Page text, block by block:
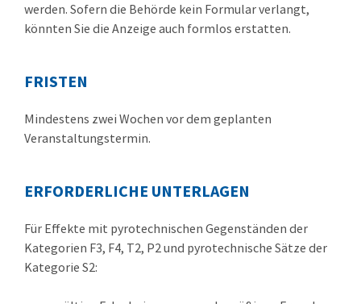
werden. Sofern die Behörde kein Formular verlangt,
könnten Sie die Anzeige auch formlos erstatten.
FRISTEN
Mindestens zwei Wochen vor dem geplanten
Veranstaltungstermin.
ERFORDERLICHE UNTERLAGEN
Für Effekte mit pyrotechnischen Gegenständen der
Kategorien F3, F4, T2, P2 und pyrotechnische Sätze der
Kategorie S2: